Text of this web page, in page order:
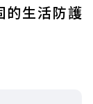
的生活防護